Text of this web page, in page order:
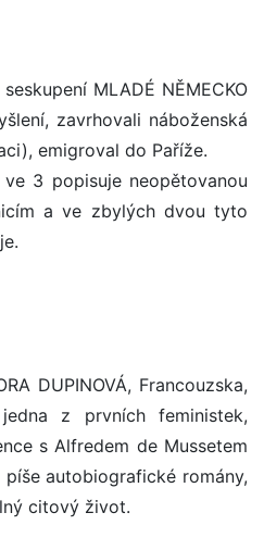
MLADÉ NĚMECKO
zavrhovali náboženská
emigroval do Paříže.
3 popisuje neopětovanou
a ve zbylých dvou tyto
DUPINOVÁ, Francouzska,
z prvních feministek,
s Alfredem de Mussetem
autobiografické romány,
citový život.